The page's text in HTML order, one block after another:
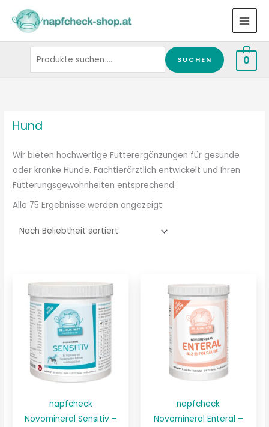
Inhalt
springen
Suchen
nach:
SUCHEN 0
Hund
Wir bieten hochwertige Futterergänzungen für gesunde
oder kranke Hunde. Fachtierärztlich entwickelt und Ihren
Fütterungsgewohnheiten entsprechend.
Alle 75 Ergebnisse werden angezeigt
napfcheck
Novomineral Sensitiv –
napfcheck
Novomineral Enteral –